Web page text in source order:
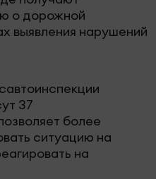
о дорожной
выявления нарушений
37
более
ситуацию на
на